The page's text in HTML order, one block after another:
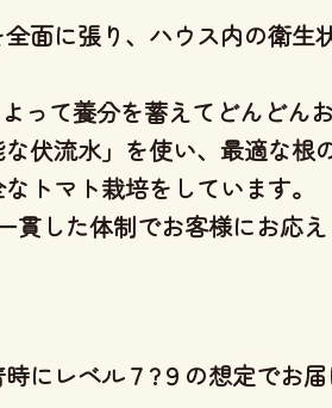
面に張り、ハウス内の衛生
って養分を蓄えてどんどん
伏流水」を使い、 最適な根
トマト栽培をしています。
貫した体制でお客様にお応え
にレベル７?９の想定でお